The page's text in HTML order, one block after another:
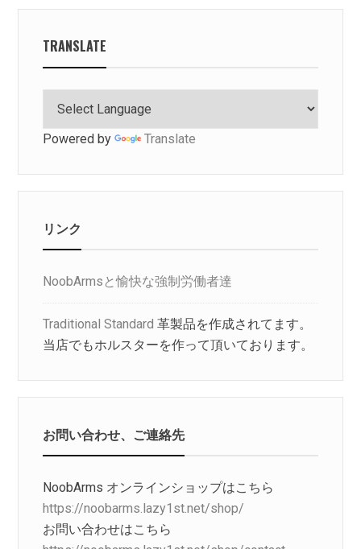
TRANSLATE
Powered by Translate
リンク
NoobArmsと愉快な強制労働者達
Traditional Standard 革製品を作成されてます。
当店でもホルスターを作って頂いております。
お問い合わせ、ご連絡先
NoobArms オンラインショップはこちら
https://noobarms.lazy1st.net/shop/
お問い合わせはこちら